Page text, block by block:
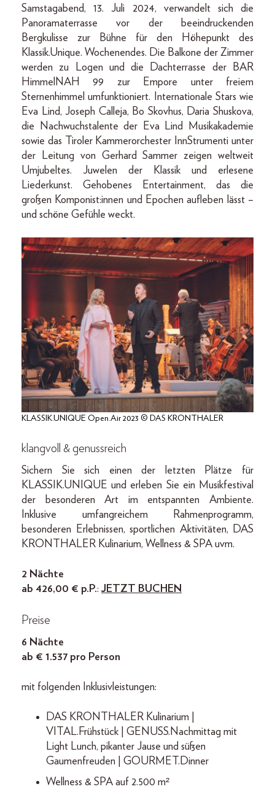
Samstagabend, 13. Juli 2024, verwandelt sich die
Panoramaterrasse vor der beeindruckenden
Bergkulisse zur Bühne für den Höhepunkt des
Klassik.Unique. Wochenendes. Die Balkone der Zimmer
werden zu Logen und die Dachterrasse der BAR
HimmelNAH 99 zur Empore unter freiem
Sternenhimmel umfunktioniert. Internationale Stars wie
Eva Lind, Joseph Calleja, Bo Skovhus, Daria Shuskova,
die Nachwuchstalente der Eva Lind Musikakademie
sowie das Tiroler Kammerorchester InnStrumenti unter
der Leitung von Gerhard Sammer zeigen weltweit
Umjubeltes. Juwelen der Klassik und erlesene
Liederkunst. Gehobenes Entertainment, das die
großen Komponist:innen und Epochen aufleben lässt –
und schöne Gefühle weckt.
KLASSIK.UNIQUE Open.Air 2023 © DAS KRONTHALER
klangvoll & genussreich
Sichern Sie sich einen der letzten Plätze für
KLASSIK.UNIQUE und erleben Sie ein Musikfestival
der besonderen Art im entspannten Ambiente.
Inklusive umfangreichem Rahmenprogramm,
besonderen Erlebnissen, sportlichen Aktivitäten, DAS
KRONTHALER Kulinarium, Wellness & SPA uvm.
2 Nächte
ab 426,00 € p.P.: JETZT BUCHEN
Preise
6 Nächte
ab € 1.537 pro Person
mit folgenden Inklusivleistungen:
DAS KRONTHALER Kulinarium |
VITAL.Frühstück | GENUSS.Nachmittag mit
Light Lunch, pikanter Jause und süßen
Gaumenfreuden | GOURMET.Dinner
Wellness & SPA auf 2.500 m²